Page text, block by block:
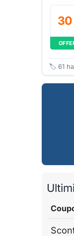
30
🏷️ 61